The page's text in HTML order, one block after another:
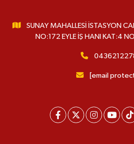
SUNAY MAHALLESİ İSTASYON
NO:172 EYLE İŞ HANI KAT:4
[email